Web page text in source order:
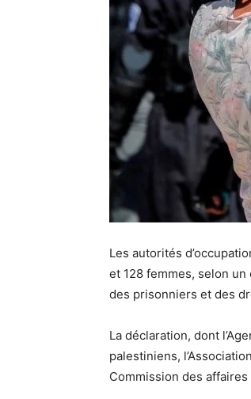
Les autorités
et 128 femmes, selon
des prisonniers et des
La déclaration, dont
palestiniens, l’Association
Commission des